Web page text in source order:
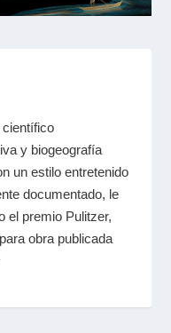
y biogeografía
un estilo entretenido
documentado, le
el premio Pulitzer,
obra publicada